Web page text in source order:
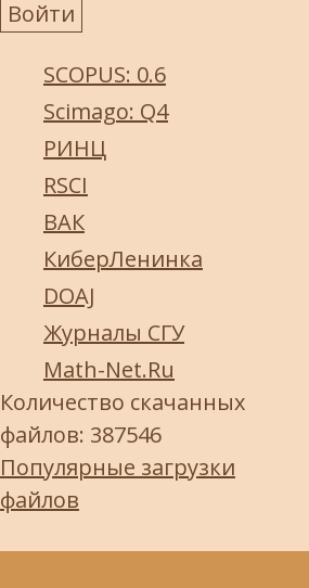
SCOPUS: 0.6
Scimago: Q4
РИНЦ
RSCI
ВАК
КиберЛенинка
DOAJ
Журналы СГУ
Math-Net.Ru
Количество скачанных
файлов: 387546
Популярные загрузки
файлов